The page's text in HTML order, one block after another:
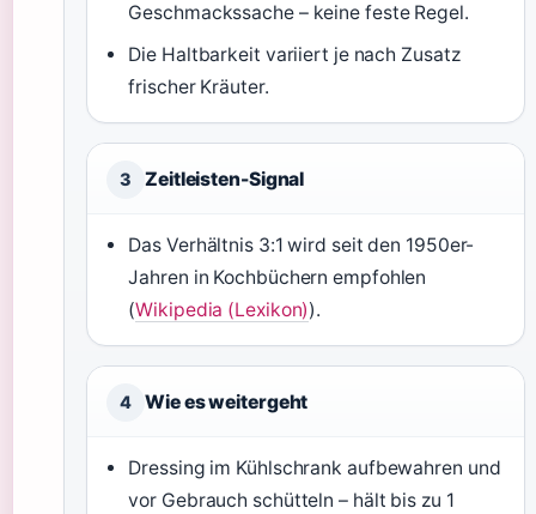
Geschmackssache – keine feste Regel.
Die Haltbarkeit variiert je nach Zusatz
frischer Kräuter.
3 Zeitleisten-Signal
Das Verhältnis 3:1 wird seit den 1950er-
Jahren in Kochbüchern empfohlen
(Wikipedia (Lexikon)).
4 Wie es weitergeht
Dressing im Kühlschrank aufbewahren und
vor Gebrauch schütteln – hält bis zu 1